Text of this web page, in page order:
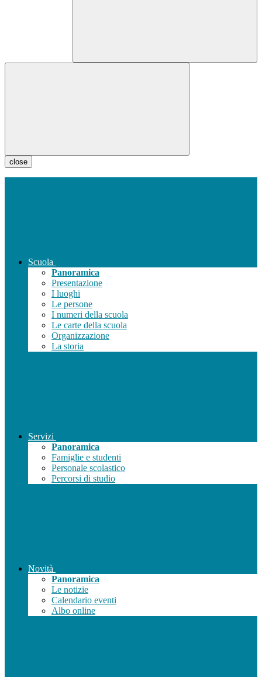
close
Scuola
Panoramica
Presentazione
I luoghi
Le persone
I numeri della scuola
Le carte della scuola
Organizzazione
La storia
Servizi
Panoramica
Famiglie e studenti
Personale scolastico
Percorsi di studio
Novità
Panoramica
Le notizie
Calendario eventi
Albo online